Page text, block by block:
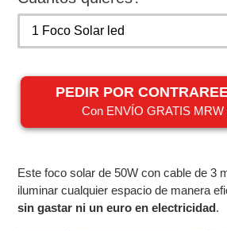
PEDIR POR
Con ENVÍO GRATIS MRW
el
producto
Este foco solar de 50W con cable de 3
iluminar cualquier espacio de manera
sin gastar ni un euro en electricidad.